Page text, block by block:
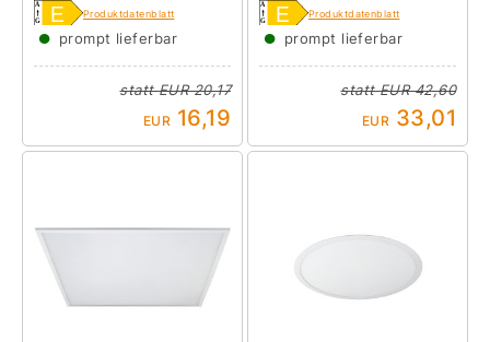
Produktdatenblatt
● prompt lieferbar
stattEUR 20,17
EUR 16,19
Produktdatenblatt
● prompt lieferbar
stattEUR 42,60
EUR 33,01